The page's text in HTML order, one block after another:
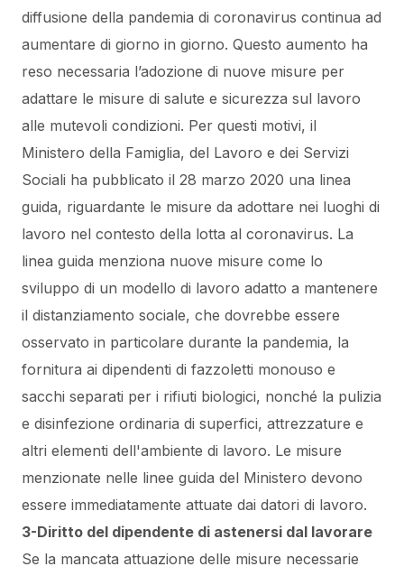
diffusione della pandemia di coronavirus continua ad
aumentare di giorno in giorno. Questo aumento ha
reso necessaria l’adozione di nuove misure per
adattare le misure di salute e sicurezza sul lavoro
alle mutevoli condizioni. Per questi motivi, il
Ministero della Famiglia, del Lavoro e dei Servizi
Sociali ha pubblicato il 28 marzo 2020 una linea
guida, riguardante le misure da adottare nei luoghi di
lavoro nel contesto della lotta al coronavirus. La
linea guida menziona nuove misure come lo
sviluppo di un modello di lavoro adatto a mantenere
il distanziamento sociale, che dovrebbe essere
osservato in particolare durante la pandemia, la
fornitura ai dipendenti di fazzoletti monouso e
sacchi separati per i rifiuti biologici, nonché la pulizia
e disinfezione ordinaria di superfici, attrezzature e
altri elementi dell'ambiente di lavoro. Le misure
menzionate nelle linee guida del Ministero devono
essere immediatamente attuate dai datori di lavoro.
3-Diritto del dipendente di astenersi dal lavorare
Se la mancata attuazione delle misure necessarie